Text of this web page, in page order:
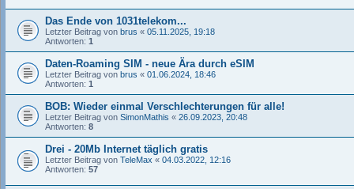
Das Ende von 1031telekom...
Letzter Beitrag von brus « 05.11.2025, 19:18
Antworten: 1
Daten-Roaming SIM - neue Ära durch eSIM
Letzter Beitrag von brus « 01.06.2024, 18:46
Antworten: 1
BOB: Wieder einmal Verschlechterungen für alle!
Letzter Beitrag von SimonMathis « 26.09.2023, 20:48
Antworten: 8
Drei - 20Mb Internet täglich gratis
Letzter Beitrag von TeleMax « 04.03.2022, 12:16
Antworten: 57